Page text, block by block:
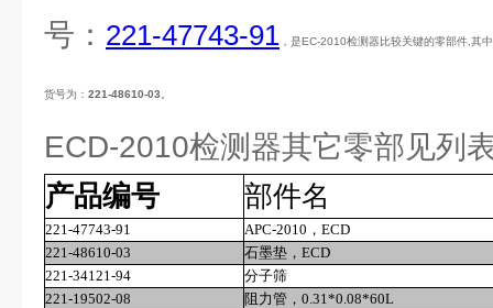
号： 221-47743-91 ，是EC-2010检测器比较关键的零部件,其
货号为： 221-48610-03
ECD-2010检测器其它零部见列
产品编号 部件名
221-47743-91 APC-2010 ， ECD
221-48610-03
石墨垫， ECD
221-34121-94
分子筛
221-19502-08
阻力管， 0.31*0.08*60L